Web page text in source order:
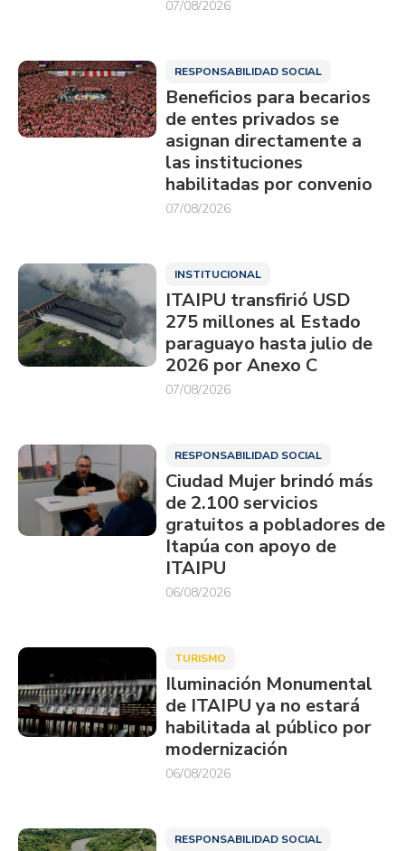
07/08/2026
RESPONSABILIDAD SOCIAL
Beneficios para becarios
de entes privados se
asignan directamente a
las instituciones
habilitadas por convenio
07/08/2026
INSTITUCIONAL
ITAIPU transfirió USD
275 millones al Estado
paraguayo hasta julio de
2026 por Anexo C
07/08/2026
RESPONSABILIDAD SOCIAL
Ciudad Mujer brindó más
de 2.100 servicios
gratuitos a pobladores de
Itapúa con apoyo de
ITAIPU
06/08/2026
TURISMO
Iluminación Monumental
de ITAIPU ya no estará
habilitada al público por
modernización
06/08/2026
RESPONSABILIDAD SOCIAL